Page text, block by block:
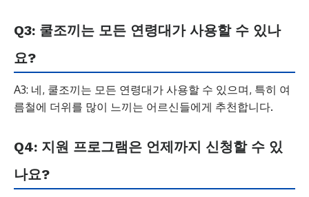
Q3: 쿨조끼는 모든 연령대가 사용할 수 있나
요?
A3: 네, 쿨조끼는 모든 연령대가 사용할 수 있으며, 특히 여
름철에 더위를 많이 느끼는 어르신들에게 추천합니다.
Q4: 지원 프로그램은 언제까지 신청할 수 있
나요?